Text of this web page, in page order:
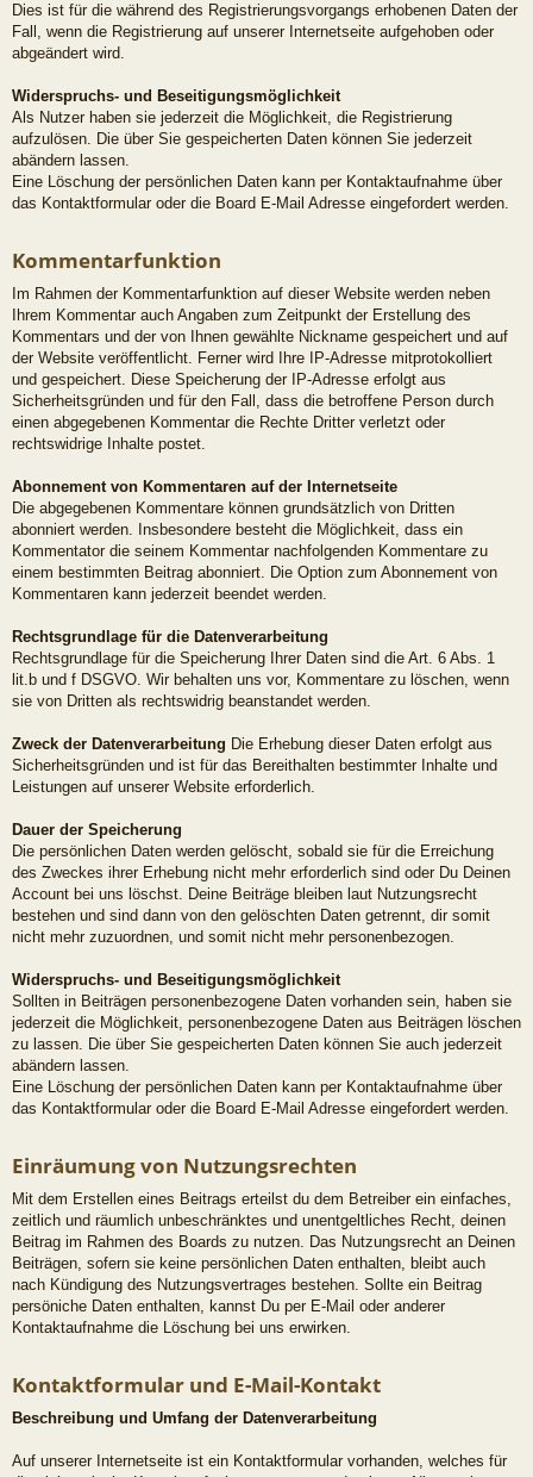
Dies ist für die während des Registrierungsvorgangs erhobenen Daten der
Fall, wenn die Registrierung auf unserer Internetseite aufgehoben oder
abgeändert wird.
Widerspruchs- und Beseitigungsmöglichkeit
Als Nutzer haben sie jederzeit die Möglichkeit, die Registrierung
aufzulösen. Die über Sie gespeicherten Daten können Sie jederzeit
abändern lassen.
Eine Löschung der persönlichen Daten kann per Kontaktaufnahme über
das Kontaktformular oder die Board E-Mail Adresse eingefordert werden.
Kommentarfunktion
Im Rahmen der Kommentarfunktion auf dieser Website werden neben
Ihrem Kommentar auch Angaben zum Zeitpunkt der Erstellung des
Kommentars und der von Ihnen gewählte Nickname gespeichert und auf
der Website veröffentlicht. Ferner wird Ihre IP-Adresse mitprotokolliert
und gespeichert. Diese Speicherung der IP-Adresse erfolgt aus
Sicherheitsgründen und für den Fall, dass die betroffene Person durch
einen abgegebenen Kommentar die Rechte Dritter verletzt oder
rechtswidrige Inhalte postet.
Abonnement von Kommentaren auf der Internetseite
Die abgegebenen Kommentare können grundsätzlich von Dritten
abonniert werden. Insbesondere besteht die Möglichkeit, dass ein
Kommentator die seinem Kommentar nachfolgenden Kommentare zu
einem bestimmten Beitrag abonniert. Die Option zum Abonnement von
Kommentaren kann jederzeit beendet werden.
Rechtsgrundlage für die Datenverarbeitung
Rechtsgrundlage für die Speicherung Ihrer Daten sind die Art. 6 Abs. 1
lit.b und f DSGVO. Wir behalten uns vor, Kommentare zu löschen, wenn
sie von Dritten als rechtswidrig beanstandet werden.
Zweck der Datenverarbeitung Die Erhebung dieser Daten erfolgt aus
Sicherheitsgründen und ist für das Bereithalten bestimmter Inhalte und
Leistungen auf unserer Website erforderlich.
Dauer der Speicherung
Die persönlichen Daten werden gelöscht, sobald sie für die Erreichung
des Zweckes ihrer Erhebung nicht mehr erforderlich sind oder Du Deinen
Account bei uns löschst. Deine Beiträge bleiben laut Nutzungsrecht
bestehen und sind dann von den gelöschten Daten getrennt, dir somit
nicht mehr zuzuordnen, und somit nicht mehr personenbezogen.
Widerspruchs- und Beseitigungsmöglichkeit
Sollten in Beiträgen personenbezogene Daten vorhanden sein, haben sie
jederzeit die Möglichkeit, personenbezogene Daten aus Beiträgen löschen
zu lassen. Die über Sie gespeicherten Daten können Sie auch jederzeit
abändern lassen.
Eine Löschung der persönlichen Daten kann per Kontaktaufnahme über
das Kontaktformular oder die Board E-Mail Adresse eingefordert werden.
Einräumung von Nutzungsrechten
Mit dem Erstellen eines Beitrags erteilst du dem Betreiber ein einfaches,
zeitlich und räumlich unbeschränktes und unentgeltliches Recht, deinen
Beitrag im Rahmen des Boards zu nutzen. Das Nutzungsrecht an Deinen
Beiträgen, sofern sie keine persönlichen Daten enthalten, bleibt auch
nach Kündigung des Nutzungsvertrages bestehen. Sollte ein Beitrag
persöniche Daten enthalten, kannst Du per E-Mail oder anderer
Kontaktaufnahme die Löschung bei uns erwirken.
Kontaktformular und E-Mail-Kontakt
Beschreibung und Umfang der Datenverarbeitung
Auf unserer Internetseite ist ein Kontaktformular vorhanden, welches für